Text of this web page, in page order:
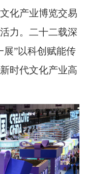
化产业博览交易
力。二十二载深
展”以科创赋能传
时代文化产业高